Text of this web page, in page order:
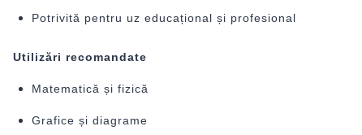
Potrivită pentru uz educațional și profesional
Utilizări recomandate
Matematică și fizică
Grafice și diagrame